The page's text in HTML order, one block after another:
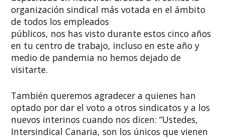
organización sindical más votada en el ámbito
de todos los empleados
públicos, nos has visto durante estos cinco años
en tu centro de trabajo, incluso en este año y
medio de pandemia no hemos dejado de
visitarte.
También queremos agradecer a quienes han
optado por dar el voto a otros sindicatos y a los
nuevos interinos cuando nos dicen: “Ustedes,
Intersindical Canaria, son los únicos que vienen